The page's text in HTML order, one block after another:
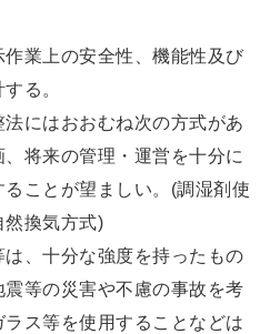
業上の安全性、機能性及び
る。
にはおおむね次の方式があ
将来の管理・運営を十分に
ことが望ましい。(調湿剤使
然換気方式)
、十分な強度を持ったもの
等の災害や不慮の事故を考
ス等を使用することなどは